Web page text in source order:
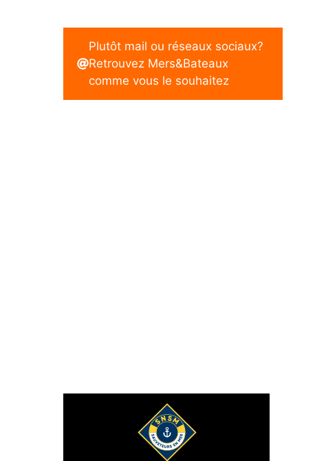
Plutôt mail ou réseaux sociaux?
Retrouvez Mers&Bateaux
comme vous le souhaitez